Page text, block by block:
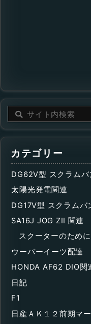
カテゴリー
DG62V型 スクラムバ
太陽光発電関連
DG17V型 スクラムバ
SA16J JOG ZII 関連
スクーターのため
ウーバーイーツ配達
HONDA AF62 DIO関
日記
F1
日産ＡＫ１２前期マ